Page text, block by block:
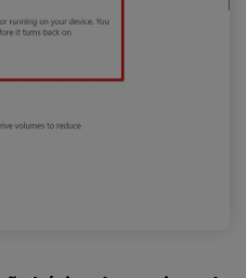
com IA
e restaure momentos
baseada em IA.